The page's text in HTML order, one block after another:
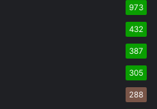
973
432
387
305
288